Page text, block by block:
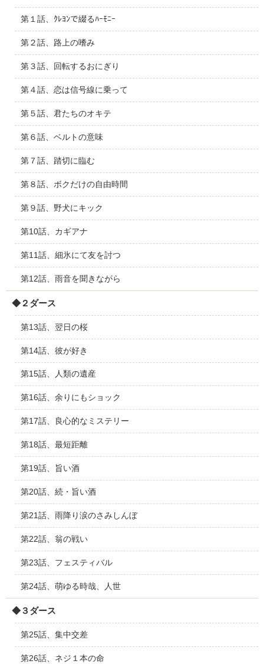
第１話、ｸﾚﾖﾝで綴るﾊｰﾓﾆｰ
第２話、路上の嗜み
第３話、回転するおにぎり
第４話、恋は信号線に乗って
第５話、君たちのオキテ
第６話、ベルトの意味
第７話、踏切に臨む
第８話、ボクだけの自由時間
第９話、野犬にキック
第10話、カギアナ
第11話、細氷にて友を討つ
第12話、雨音を聞きながら
◆２ダース
第13話、翌日の桜
第14話、彼が好き
第15話、人類の遺産
第16話、余りにもショック
第17話、良心的なミステリー
第18話、最短距離
第19話、旨い酒
第20話、続・旨い酒
第21話、雨降り涙のさみしんぼ
第22話、翁の戦い
第23話、フェスティバル
第24話、萌ゆる時哉、人世
◆３ダース
第25話、集中交差
第26話、ネジ１本の命